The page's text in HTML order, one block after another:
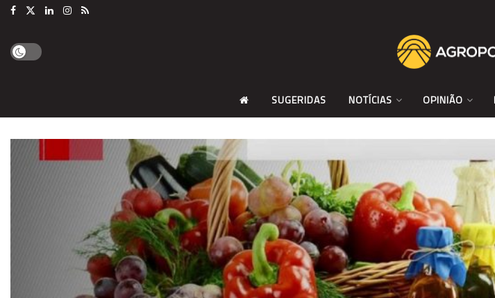
SUGERIDAS NOTÍCIAS OPINIÃO